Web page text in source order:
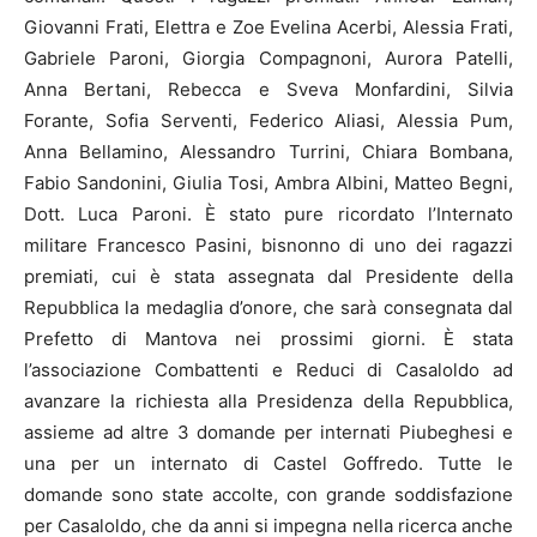
Giovanni Frati, Elettra e Zoe Evelina Acerbi, Alessia Frati,
Gabriele Paroni, Giorgia Compagnoni, Aurora Patelli,
Anna Bertani, Rebecca e Sveva Monfardini, Silvia
Forante, Sofia Serventi, Federico Aliasi, Alessia Pum,
Anna Bellamino, Alessandro Turrini, Chiara Bombana,
Fabio Sandonini, Giulia Tosi, Ambra Albini, Matteo Begni,
Dott. Luca Paroni. È stato pure ricordato l’Internato
militare Francesco Pasini, bisnonno di uno dei ragazzi
premiati, cui è stata assegnata dal Presidente della
Repubblica la medaglia d’onore, che sarà consegnata dal
Prefetto di Mantova nei prossimi giorni. È stata
l’associazione Combattenti e Reduci di Casaloldo ad
avanzare la richiesta alla Presidenza della Repubblica,
assieme ad altre 3 domande per internati Piubeghesi e
una per un internato di Castel Goffredo. Tutte le
domande sono state accolte, con grande soddisfazione
per Casaloldo, che da anni si impegna nella ricerca anche